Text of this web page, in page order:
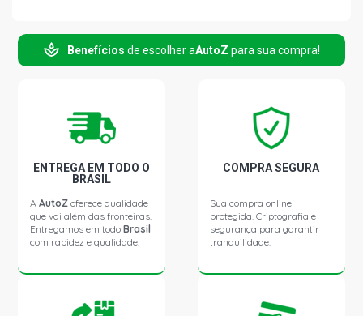
Benefícios de escolher aAutoZ para sua compra!
ENTREGA EM TODO O
BRASIL
AAutoZ oferece qualidade
que vai além das fronteiras.
Entregamos em todoBrasil
com rapidez e qualidade.
COMPRA SEGURA
Sua compra online
protegida. Criptografia e
segurança para garantir
tranquilidade.